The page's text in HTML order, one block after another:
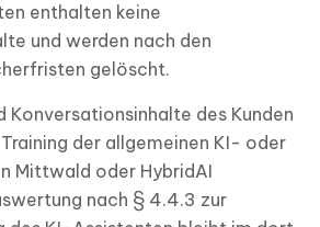
enthalten keine
und werden nach den
gelöscht.
des Kunden
der allgemeinen KI- oder
Mittwald oder HybridAI
nach § 4.4.3 zur